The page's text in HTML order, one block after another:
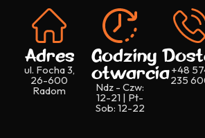
Adres
ul. Focha 3,
26-600
Radom
Godziny
otwarcia
Ndz - Czw:
12-21 | Pt-
Sob: 12-22
+48
235